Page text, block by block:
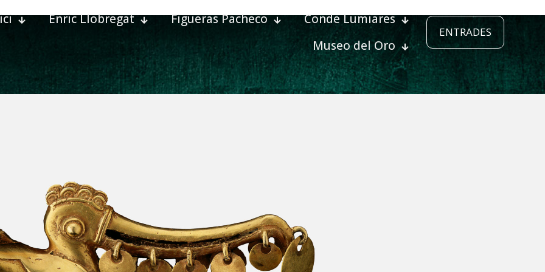
Enric Llobregat Figueras Pacheco
Conde Lumiares
Museo del Oro
ENTRADES